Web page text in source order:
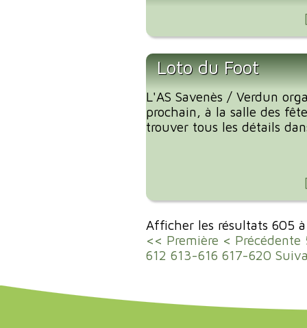
Loto du Foot
L'AS Savenès / Verdun
prochain, à la salle des
trouver tous les détails
Afficher les résultats 605
<< Première < Précédente
612 613-616 617-620